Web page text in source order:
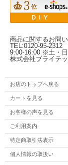
商品に関するお問
TEL:0120-95-2312
9:00-16:00 ※土・
株式会社ブライテ
お店のトップへ戻る
カートを見る
お客様の声を見る
ご利用案内
特定商取引法表示
個人情報の取扱い